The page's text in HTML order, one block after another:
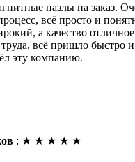
пазлы на заказ.
всё просто и
а качество
всё пришло быстро
эту компанию.
: ★ ★ ★ ★ ★